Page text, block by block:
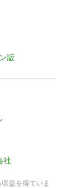
版
社
益を得ていま